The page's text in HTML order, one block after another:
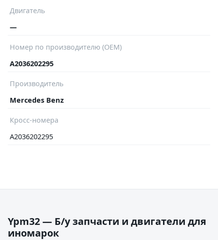
Двигатель
—
Номер по производителю (OEM)
A2036202295
Производитель
Mercedes Benz
Кросс-номера
A2036202295
Ypm32 — Б/у запчасти и двигатели для
иномарок